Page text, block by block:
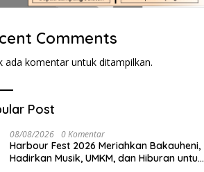
Comments
ada komentar untuk ditampilkan.
Post
08/08/2026 0 Komentar
Harbour Fest 2026 Meriahkan Bakauheni,
Hadirkan Musik, UMKM, dan Hiburan untuk